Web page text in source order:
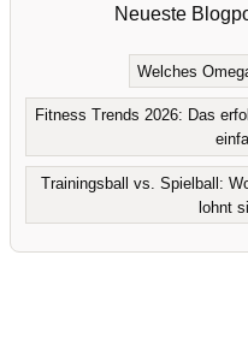
Neueste
Welches
Fitness Trends 2026: Das
Trainingsball vs. Spielball:
lohnt